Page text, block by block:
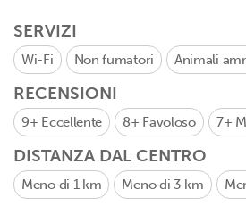
SERVIZI
Wi-Fi Non fumatori Animali
RECENSIONI
9+ Eccellente 8+ Favoloso 7+
DISTANZA DAL CENTRO
Meno di 1 km Meno di 3 km